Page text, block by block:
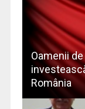
Oamenii
România